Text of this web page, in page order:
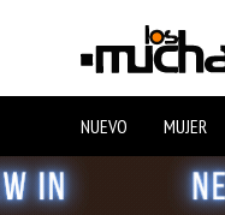
NUEVO MUJER